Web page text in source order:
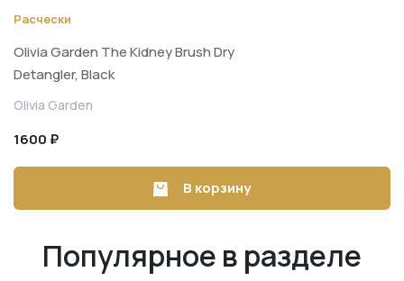
Расчески
Olivia Garden The Kidney Brush Dry
Detangler, Black
Olivia Garden
1600 ₽
В корзину
Популярное в разделе